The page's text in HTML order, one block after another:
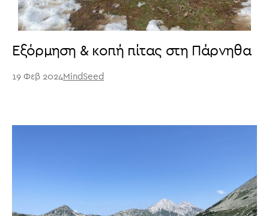
Εξόρμηση & κοπή πίτας στη Πάρνηθα
19 Φεβ 2024MindSeed